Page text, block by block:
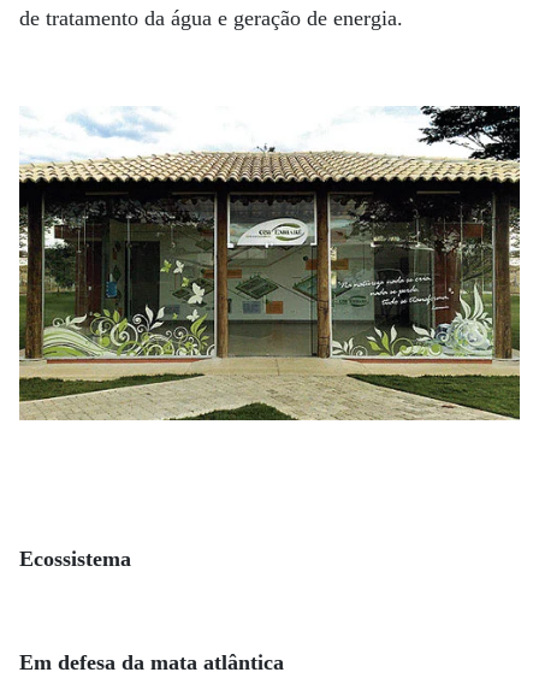
de tratamento da água e geração de energia.
Ecossistema
Em defesa da mata atlântica